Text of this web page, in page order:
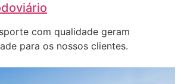
com qualidade geram
para os nossos clientes.